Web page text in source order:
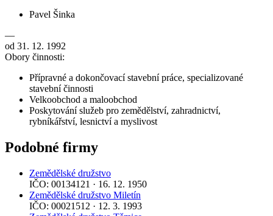
Pavel Šinka
—
od 31. 12. 1992
Obory činnosti:
Přípravné a dokončovací stavební práce, specializované
stavební činnosti
Velkoobchod a maloobchod
Poskytování služeb pro zemědělství, zahradnictví,
rybníkářství, lesnictví a myslivost
Podobné firmy
Zemědělské družstvo
IČO: 00134121 · 16. 12. 1950
Zemědělské družstvo Miletín
IČO: 00021512 · 12. 3. 1993